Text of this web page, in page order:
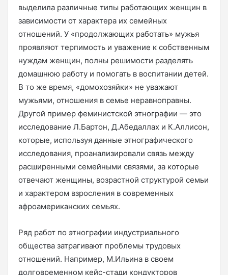
выделила различные типы работающих женщин в
зависимости от характера их семейных
отношений. У «продолжающих работать» мужья
проявляют терпимость и уважение к собственным
нуждам женщин, полны решимости разделять
домашнюю работу и помогать в воспитании детей.
В то же время, «домохозяйки» не уважают
мужьями, отношения в семье неравноправны.
Другой пример феминистской этнографии — это
исследование Л.Бартон, Д.Абедаллах и К.Аллисон,
которые, используя данные этнографического
исследования, проанализировали связь между
расширенными семейными связями, за которые
отвечают женщины, возрастной структурой семьи
и характером взросления в современных
афроамериканских семьях.
Ряд работ по этнографии индустриального
общества затрагивают проблемы трудовых
отношений. Например, М.Ильина в своем
долговременном кейс-стади кондукторов